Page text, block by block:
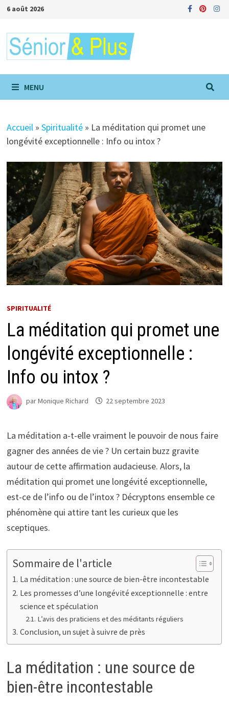
Passer
contenu
6 août 2026
MENU
Accueil »Spiritualité » La méditation qui promet une
longévité exceptionnelle : Info ou intox ?
SPIRITUALITÉ
La méditation qui promet une
longévité exceptionnelle :
Info ou intox ?
parMonique Richard 22 septembre 2023
La méditation a-t-elle vraiment le pouvoir de nous faire
gagner des années de vie ? Un certain buzz gravite
autour de cette affirmation audacieuse. Alors, la
méditation qui promet une longévité exceptionnelle,
est-ce de l’info ou de l’intox ? Décryptons ensemble ce
phénomène qui attire tant les curieux que les
sceptiques.
Sommaire de l'article
La méditation : une source de bien-être incontestable
Les promesses d’une longévité exceptionnelle : entre
science et spéculation
L’avis des praticiens et des méditants réguliers
Conclusion, un sujet à suivre de près
La méditation : une source de
bien-être incontestable